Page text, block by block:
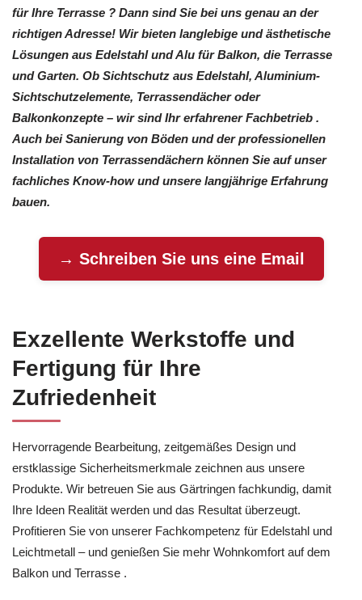
für Ihre Terrasse ? Dann sind Sie bei uns genau an der
richtigen Adresse! Wir bieten langlebige und ästhetische
Lösungen aus Edelstahl und Alu für Balkon, die Terrasse
und Garten. Ob Sichtschutz aus Edelstahl, Aluminium-
Sichtschutzelemente, Terrassendächer oder
Balkonkonzepte – wir sind Ihr erfahrener Fachbetrieb .
Auch bei Sanierung von Böden und der professionellen
Installation von Terrassendächern können Sie auf unser
fachliches Know-how und unsere langjährige Erfahrung
bauen.
→ Schreiben Sie uns eine Email
Exzellente Werkstoffe und
Fertigung für Ihre
Zufriedenheit
Hervorragende Bearbeitung, zeitgemäßes Design und
erstklassige Sicherheitsmerkmale zeichnen aus unsere
Produkte. Wir betreuen Sie aus Gärtringen fachkundig, damit
Ihre Ideen Realität werden und das Resultat überzeugt.
Profitieren Sie von unserer Fachkompetenz für Edelstahl und
Leichtmetall – und genießen Sie mehr Wohnkomfort auf dem
Balkon und Terrasse .